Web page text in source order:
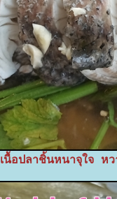
เนื้อปลาชิ้นหนาจุใจ ห